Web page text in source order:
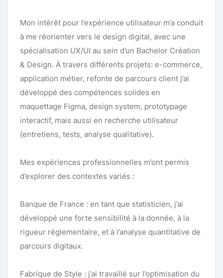
Mon intérêt pour l’expérience utilisateur m’a conduit
à me réorienter vers le design digital, avec une
spécialisation UX/UI au sein d’un Bachelor Création
& Design. À travers différents projets: e-commerce,
application métier, refonte de parcours client j’ai
développé des compétences solides en
maquettage Figma, design system, prototypage
interactif, mais aussi en recherche utilisateur
(entretiens, tests, analyse qualitative).
Mes expériences professionnelles m’ont permis
d’explorer des contextes variés :
Banque de France : en tant que statisticien, j’ai
développé une forte sensibilité à la donnée, à la
rigueur réglementaire, et à l’analyse quantitative de
parcours digitaux.
Fabrique de Style : j’ai travaillé sur l’optimisation du